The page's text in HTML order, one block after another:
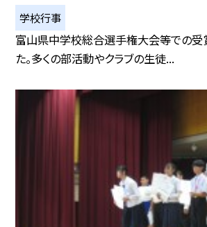
学校行事
富山県中学校総合選手権大会等での受
た。多くの部活動やクラブの生徒...